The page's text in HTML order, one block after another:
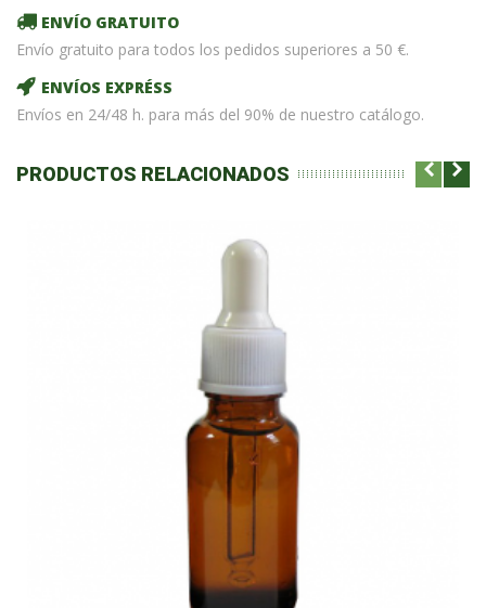
ENVÍO GRATUITO
Envío gratuito para todos los pedidos superiores a 50 €.
ENVÍOS EXPRÉSS
Envíos en 24/48 h. para más del 90% de nuestro catálogo.
PRODUCTOS RELACIONADOS